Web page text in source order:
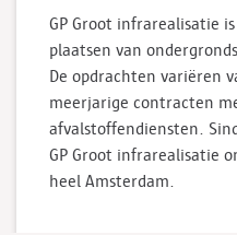
GP Groot infrarealisatie
plaatsen van
De opdrachten variëren
meerjarige contracten
afvalstoffendiensten.
GP Groot infrarealisatie
heel Amsterdam.